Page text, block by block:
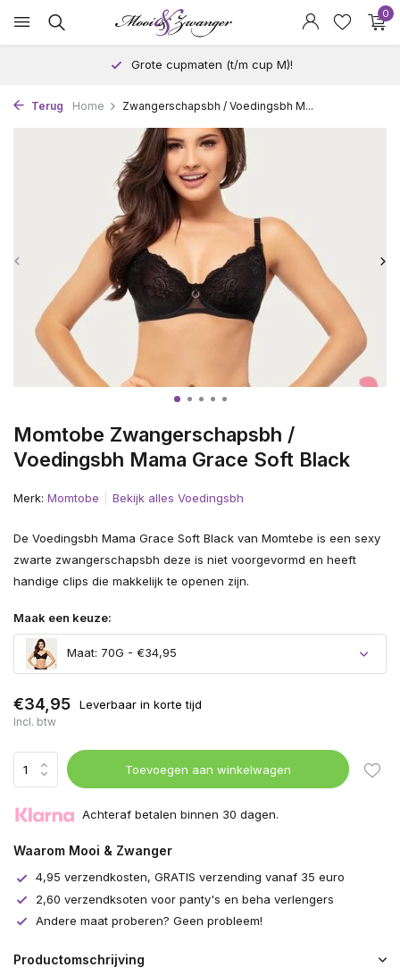
0
Grote cupmaten (t/m cup M)!
Terug Home Zwangerschapsbh / Voedingsbh M...
Momtobe Zwangerschapsbh /
Voedingsbh Mama Grace Soft Black
Merk: Momtobe Bekijk alles Voedingsbh
De Voedingsbh Mama Grace Soft Black van Momtebe is een sexy
zwarte zwangerschapsbh deze is niet voorgevormd en heeft
handige clips die makkelijk te openen zijn.
Maak een keuze:
Maat: 70G - €34,95
€34,95 Leverbaar in korte tijd
Incl. btw
Toevoegen aan winkelwagen
Achteraf betalen binnen 30 dagen.
Waarom Mooi & Zwanger
4,95 verzendkosten, GRATIS verzending vanaf 35 euro
2,60 verzendksoten voor panty's en beha verlengers
Andere maat proberen? Geen probleem!
Productomschrijving